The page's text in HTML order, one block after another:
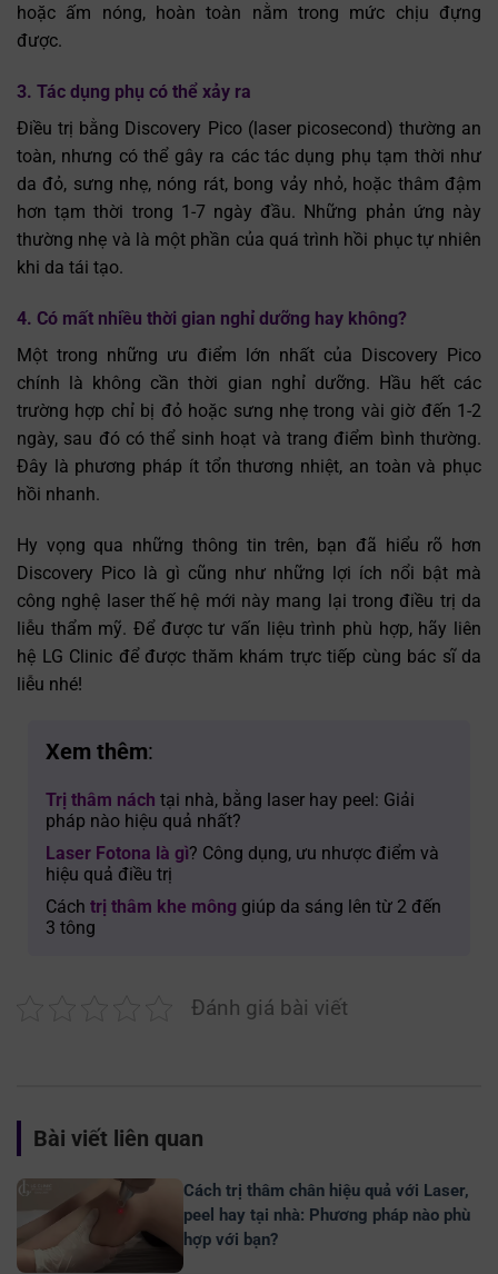
hoặc ấm nóng, hoàn toàn nằm trong mức chịu đựng
được.
3. Tác dụng phụ có thể xảy ra
Điều trị bằng Discovery Pico (laser picosecond) thường an
toàn, nhưng có thể gây ra các tác dụng phụ tạm thời như
da đỏ, sưng nhẹ, nóng rát, bong vảy nhỏ, hoặc thâm đậm
hơn tạm thời trong 1-7 ngày đầu. Những phản ứng này
thường nhẹ và là một phần của quá trình hồi phục tự nhiên
khi da tái tạo.
4. Có mất nhiều thời gian nghỉ dưỡng hay không?
Một trong những ưu điểm lớn nhất của Discovery Pico
chính là không cần thời gian nghỉ dưỡng. Hầu hết các
trường hợp chỉ bị đỏ hoặc sưng nhẹ trong vài giờ đến 1-2
ngày, sau đó có thể sinh hoạt và trang điểm bình thường.
Đây là phương pháp ít tổn thương nhiệt, an toàn và phục
hồi nhanh.
Hy vọng qua những thông tin trên, bạn đã hiểu rõ hơn
Discovery Pico là gì cũng như những lợi ích nổi bật mà
công nghệ laser thế hệ mới này mang lại trong điều trị da
liễu thẩm mỹ. Để được tư vấn liệu trình phù hợp, hãy liên
hệ LG Clinic để được thăm khám trực tiếp cùng bác sĩ da
liễu nhé!
Xem thêm:
Trị thâm nách tại nhà, bằng laser hay peel: Giải
pháp nào hiệu quả nhất?
Laser Fotona là gì? Công dụng, ưu nhược điểm và
hiệu quả điều trị
Cách trị thâm khe mông giúp da sáng lên từ 2 đến
3 tông
Đánh giá bài viết
Bài viết liên quan
Cách trị thâm chân hiệu quả với Laser,
peel hay tại nhà: Phương pháp nào phù
hợp với bạn?